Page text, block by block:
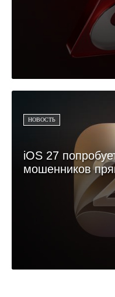
НОВОСТЬ
iOS 27
мошенников